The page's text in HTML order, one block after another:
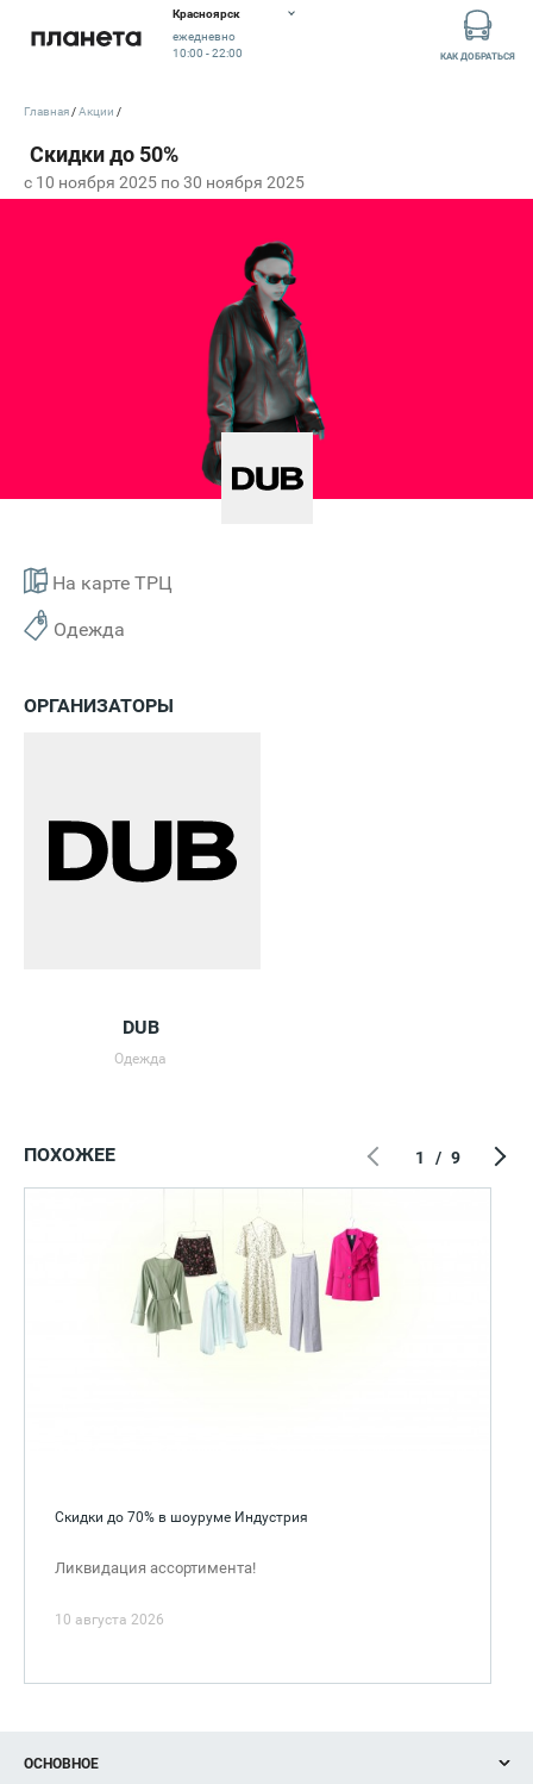
Красноярск
ежедневно
10:00 - 22:00
КАК ДОБРАТЬСЯ
c 10 ноября 2025 по 30 ноября 2025
На карте ТРЦ
Одежда
Главная Акции
ОРГАНИЗАТОРЫ
DUB
Одежда
ПОХОЖЕЕ
Скидки до 70% в шоуруме Индустрия
Ликвидация ассортимента!
10 августа 2026
1 / 9
ОСНОВНОЕ